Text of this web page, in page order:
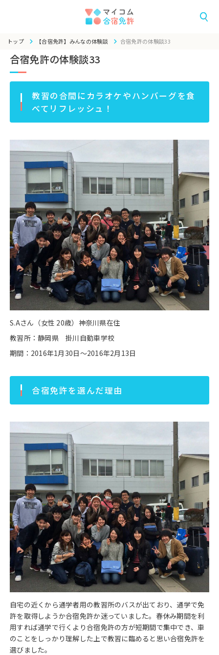
トップ 【合宿免許】みんなの体験談 合宿免許の体験談33
合宿免許の体験談33
教習の合間にカラオケやハンバーグを食
べてリフレッシュ！
S.Aさん（女性 20歳）神奈川県在住
教習所：静岡県 掛川自動車学校
期間：2016年1月30日～2016年2月13日
合宿免許を選んだ理由
自宅の近くから通学者用の教習所のバスが出ており、通学で免
許を取得しようか合宿免許か迷っていました。春休み期間を利
用すれば通学で行くより合宿免許の方が短期間で集中でき、車
のことをしっかり理解した上で教習に臨めると思い合宿免許を
選びました。